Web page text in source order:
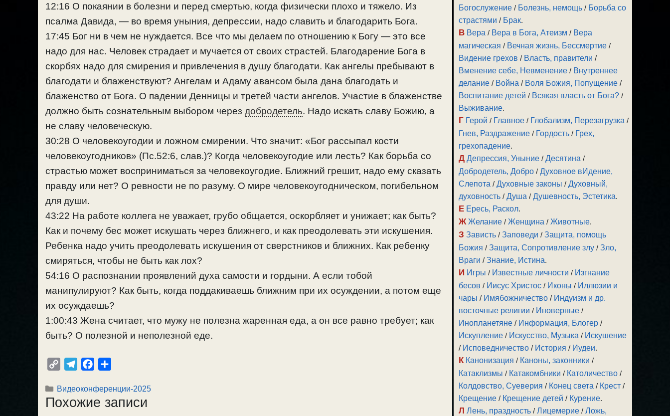
12:16 О покаянии в болезни и перед смертью, когда физически плохо и тяжело. Из
псалма Давида, — во время уныния, депрессии, надо славить и благодарить Бога.
17:45 Бог ни в чем не нуждается. Все что мы делаем по отношению к Богу — это все
надо для нас. Человек страдает и мучается от своих страстей. Благодарение Бога в
скорбях надо для смирения и привлечения в душу благодати. Как ангелы пребывают в
благодати и блаженствуют? Ангелам и Адаму авансом была дана благодать и
блаженство от Бога. О падении Денницы и третей части ангелов. Участие в блаженстве
должно быть сознательным выбором через добродетель. Надо искать славу Божию, а
не славу человеческую.
30:28 О человекоугодии и ложном смирении. Что значит: «Бог рассыпал кости
человeкоугодников» (Пс.52:6, слав.)? Когда человекоугодие или лесть? Как борьба со
страстью может восприниматься за человекоугодие. Ближний грешит, надо ему сказать
правду или нет? О ревности не по разуму. О мире человекоугодническом, погибельном
для души.
43:22 На работе коллега не уважает, грубо общается, оскорбляет и унижает; как быть?
Как и почему бес может искушать через ближнего, и как преодолевать эти искушения.
Ребенка надо учить преодолевать искушения от сверстников и ближних. Как ребенку
смиряться, чтобы не быть как лох?
54:16 О распознании проявлений духа самости и гордыни. А если тобой
манипулируют? Как быть, когда поддакиваешь ближним при их осуждении, а потом еще
их осуждаешь?
1:00:43 Жена считает, что мужу не полезна жаренная еда, а он все равно требует; как
быть? О полезной и неполезной еде.
p
y
l
e
c
e
п
р
Рубрики
Видеоконференции-2025
Похожие записи
Богослужение / Болезнь, немощь / Борьба со
страстями / Брак.
В Вера / Вера в Бога, Атеизм / Вера
магическая / Вечная жизнь, Бессмертие /
Видение грехов / Власть, правители /
Вменение себе, Невменение / Внутреннее
делание / Война / Воля Божия, Попущение /
Воспитание детей / Всякая власть от Бога? /
Выживание.
Г Герой / Главное / Глобализм, Перезагрузка /
Гнев, Раздражение / Гордость / Грех,
грехопадение.
Д Депрессия, Уныние /Десятина /
Добродетель, Добро /Духовное вИдение,
Слепота /Духовные законы /Духовный,
духовность /Душа /Душевность, Эстетика.
Е Ересь, Раскол.
Ж Желание /Женщина /Животные.
З Зависть /Заповеди /Защита, помощь
Божия /Защита, Сопротивление злу /Зло,
Враги /Знание, Истина.
И Игры / Известные личности / Изгнание
бесов / Иисус Христос / Иконы / Иллюзии и
чары / Имябожничество / Индуизм и др.
восточные религии / Иноверные /
Инопланетяне / Информация, Блогер /
Искупление / Искусство, Музыка / Искушение
/ Исповедничество / История / Иудеи.
К Канонизация / Каноны, законники /
Катаклизмы / Катакомбники / Католичество /
Колдовство, Суеверия / Конец света / Крест /
Крещение / Крещение детей / Курение.
Л Лень, праздность /Лицемерие /Ложь,